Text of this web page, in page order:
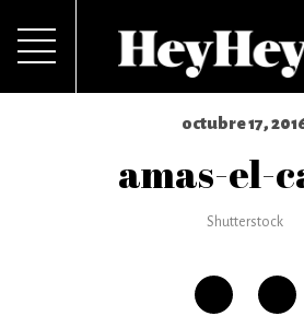
octubre 17,
amas-el-
Shutterstock